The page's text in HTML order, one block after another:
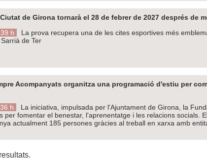
de Girona tornarà el 28 de febrer de 2027 després de
h
La prova recupera una de les cites esportives més
de Ter
Acompanyats organitza una programació d'estiu per
h
La iniciativa, impulsada per l'Ajuntament de Girona, la
per fomentar el benestar, l'aprenentatge i les relacions socials.
actualment 185 persones gràcies al treball en xarxa amb